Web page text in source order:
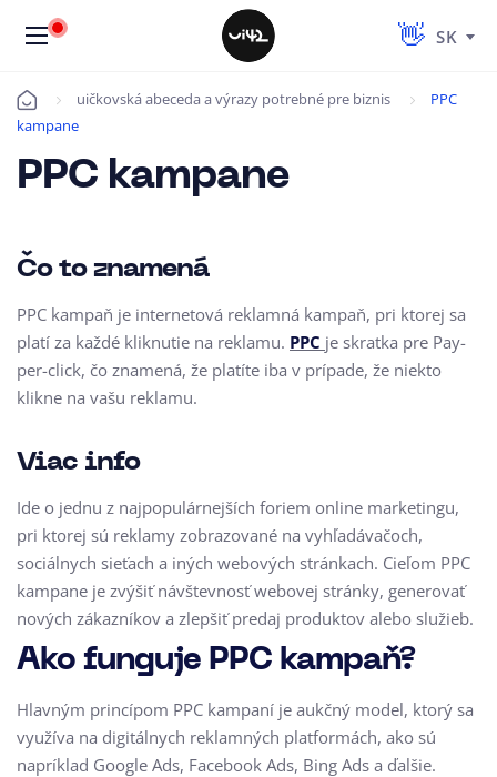
SK
Úvod uičkovská abeceda a výrazy potrebné pre biznis
PPC
kampane
PPC kampane
Čo to znamená
PPC kampaň je internetová reklamná kampaň, pri ktorej sa
platí za každé kliknutie na reklamu. PPC je skratka pre Pay-
per-click, čo znamená, že platíte iba v prípade, že niekto
klikne na vašu reklamu.
Viac info
Ide o jednu z najpopulárnejších foriem online marketingu,
pri ktorej sú reklamy zobrazované na vyhľadávačoch,
sociálnych sieťach a iných webových stránkach. Cieľom PPC
kampane je zvýšiť návštevnosť webovej stránky, generovať
nových zákazníkov a zlepšiť predaj produktov alebo služieb.
Ako funguje PPC kampaň?
Hlavným princípom PPC kampaní je aukčný model, ktorý sa
využíva na digitálnych reklamných platformách, ako sú
napríklad Google Ads, Facebook Ads, Bing Ads a ďalšie.